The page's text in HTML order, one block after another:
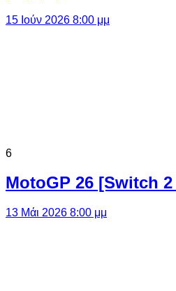
15 Ιούν 2026 8:00 μμ
6
MotoGP 26 [Switch
13 Μάι 2026 8:00 μμ